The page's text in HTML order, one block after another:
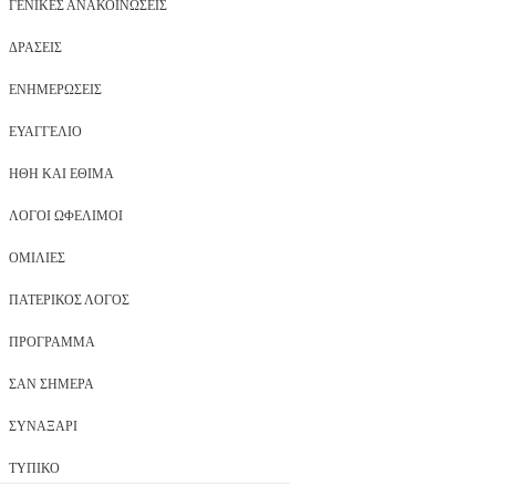
ΓΕΝΙΚΈΣ ΑΝΑΚΟΙΝΏΣΕΙΣ
ΔΡΆΣΕΙΣ
ΕΝΗΜΕΡΏΣΕΙΣ
ΕΥΑΓΓΈΛΙΟ
ΉΘΗ ΚΑΙ ΈΘΙΜΑ
ΛΌΓΟΙ ΩΦΈΛΙΜΟΙ
ΟΜΙΛΊΕΣ
ΠΑΤΕΡΙΚΌΣ ΛΌΓΟΣ
ΠΡΌΓΡΑΜΜΑ
ΣΑΝ ΣΉΜΕΡΑ
ΣΥΝΑΞΆΡΙ
ΤΥΠΙΚΌ